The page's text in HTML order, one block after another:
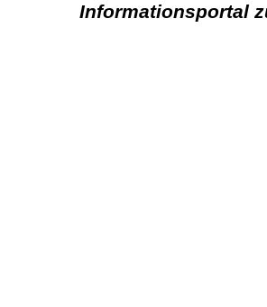
Informationsportal